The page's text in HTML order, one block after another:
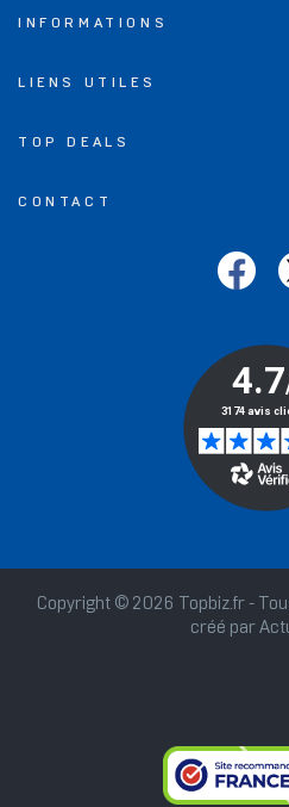
INFORMATIONS
LIENS UTILES
TOP DEALS
CONTACT
Copyright © 2026 Topbiz.fr -
créé par